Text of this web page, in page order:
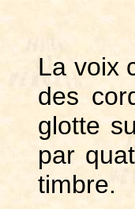
La voix
des
glotte
par
timbre.